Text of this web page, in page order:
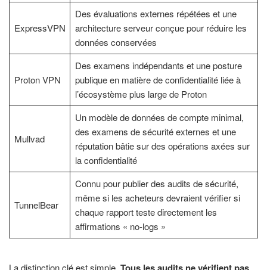
ExpressVPN
Des évaluations externes répétées et une
architecture serveur conçue pour réduire les
données conservées
Proton VPN
Des examens indépendants et une posture
publique en matière de confidentialité liée à
l’écosystème plus large de Proton
Mullvad
Un modèle de données de compte minimal,
des examens de sécurité externes et une
réputation bâtie sur des opérations axées sur
la confidentialité
TunnelBear
Connu pour publier des audits de sécurité,
même si les acheteurs devraient vérifier si
chaque rapport teste directement les
affirmations « no-logs »